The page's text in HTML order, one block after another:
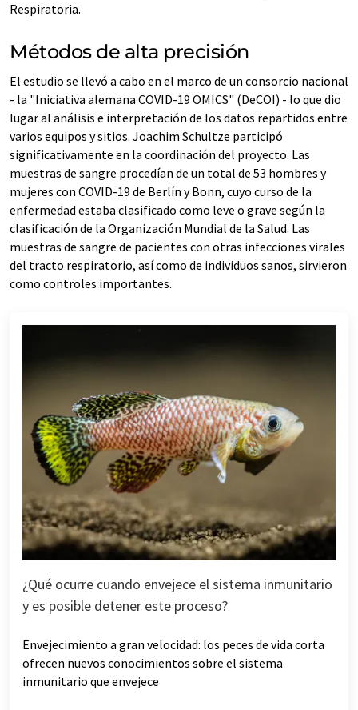
Respiratoria.
Métodos de alta precisión
El estudio se llevó a cabo en el marco de un consorcio nacional
- la "Iniciativa alemana COVID-19 OMICS" (DeCOI) - lo que dio
lugar al análisis e interpretación de los datos repartidos entre
varios equipos y sitios. Joachim Schultze participó
significativamente en la coordinación del proyecto. Las
muestras de sangre procedían de un total de 53 hombres y
mujeres con COVID-19 de Berlín y Bonn, cuyo curso de la
enfermedad estaba clasificado como leve o grave según la
clasificación de la Organización Mundial de la Salud. Las
muestras de sangre de pacientes con otras infecciones virales
del tracto respiratorio, así como de individuos sanos, sirvieron
como controles importantes.
¿Qué ocurre cuando envejece el sistema inmunitario
y es posible detener este proceso?
Envejecimiento a gran velocidad: los peces de vida corta
ofrecen nuevos conocimientos sobre el sistema
inmunitario que envejece